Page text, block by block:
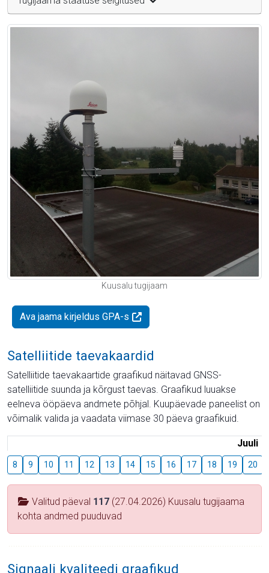
Kuusalu tugijaam
Ava jaama kirjeldus GPA-s
Satelliitide taevakaardid
Satelliitide taevakaartide graafikud näitavad GNSS-
satelliitide suunda ja kõrgust taevas. Graafikud luuakse
eelneva ööpäeva andmete põhjal. Kuupäevade paneelist on
võimalik valida ja vaadata viimase 30 päeva graafikuid.
Juuli
8 9 10 11 12 13 14 15 16 17 18 19 20
Valitud päeval 117 (27.04.2026) Kuusalu tugijaama
kohta andmed puuduvad
Signaali kvaliteedi graafikud